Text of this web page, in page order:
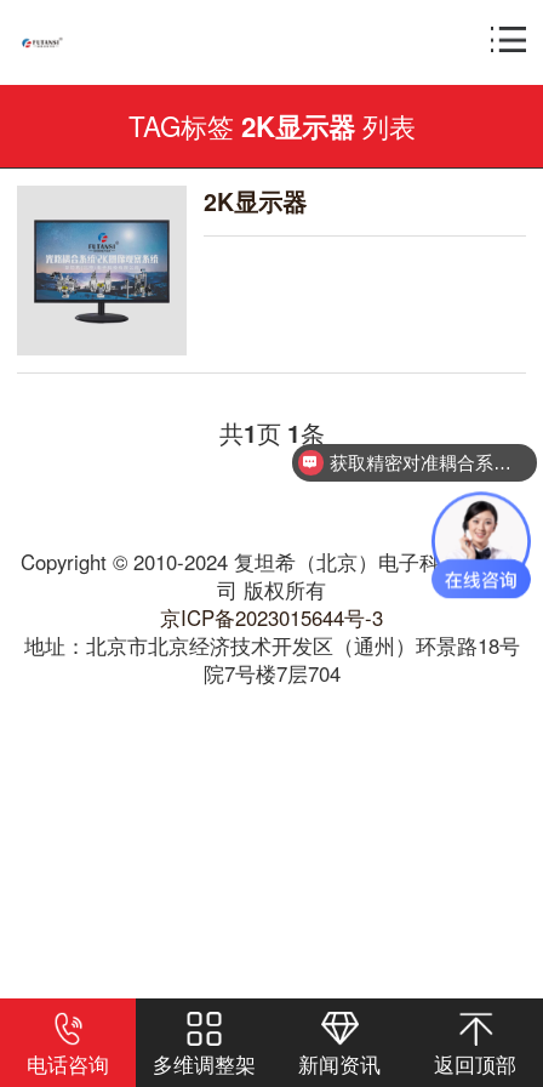
TAG标签 2K显示器列表
2K显示器
共1页 1条
Copyright © 2010-2024 复坦希（北京）电子科技有限公
司 版权所有
京ICP备2023015644号-3
地址：北京市北京经济技术开发区（通州）环景路18号
院7号楼7层704
电话咨询 多维调整架 新闻资讯 返回顶部
获取精密对准耦合系统技术方案